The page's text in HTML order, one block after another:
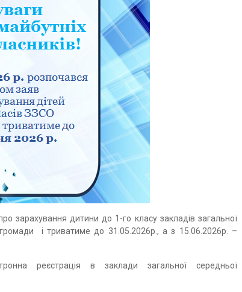
зарахування дитини до 1-го класу закладів загальної
громади і триватиме до 31.05.2026р., а з 15.06.2026р. –
реєстрація в заклади загальної середньої